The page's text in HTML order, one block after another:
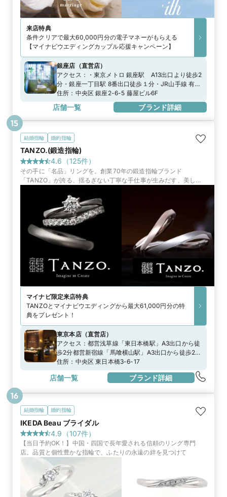
来店特典
条件クリアで最大60,000円分の電子マネーがもらえる
【マイナビウエディングカップル応援キャンペーン】
銀座店 （直営店）
アクセス：
・東京メトロ 銀座駅 A13出口より徒歩2
分・銀座一丁目駅 8番出口徒歩１分・JR山手線 有楽
町駅 徒歩5分※専用駐車場がございません。近隣の
コインパーキングをご利用ください。
住所： 中央区 銀座2-6-5 藤屋ビル6F
店舗一覧 ブランド詳細
結婚指輪 婚約指輪
TANZO.(鍛造指輪)
4.6 （125件）
その手に「名品」リングを。創業70年の鍛造指輪ブランド
「TANZO」が誇る、揺るぎない丁寧な手仕事が生みだす、美しく
マイナビ限定来店特典
TANZOとマイナビウエディングから最大61,000円分の特
典をプレゼント！
東京本店（直営店）
アクセス： 都営浅草線「東日本橋駅」A3出口から徒
歩2分都営新宿線「馬喰横山駅」A3出口から徒歩2分
東京メトロ日比谷線「人形町駅」A4出口から徒歩７
分JR総武快速線「馬喰町駅」西口改札から徒歩7分
住所： 中央区 東日本橋3-6-17
店舗一覧 ブランド詳細
15
結婚指輪 婚約指輪
IKEDA Beau ブライダル
4.9 （107件）
【当日予約OK！】中国・四国で長年愛される信頼のリング専門
店。品質と個性豊かな指輪で、ふたりの永遠の絆を見つけて
16